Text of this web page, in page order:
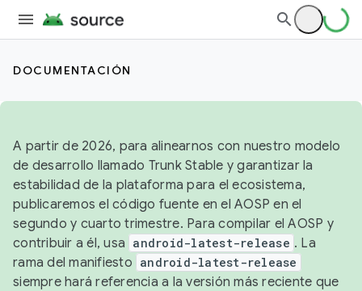
DOCUMENTACIÓN
A partir de 2026, para alinearnos con nuestro modelo
de desarrollo llamado Trunk Stable y garantizar la
estabilidad de la plataforma para el ecosistema,
publicaremos el código fuente en el AOSP en el
segundo y cuarto trimestre. Para compilar el AOSP y
contribuir a él, usa android-latest-release . La
rama del manifiesto android-latest-release
siempre hará referencia a la versión más reciente que